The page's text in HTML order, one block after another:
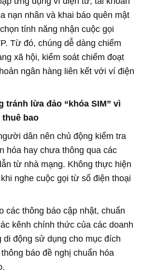
nạn nhân và khai báo quên mật
tính năng nhận cuộc gọi
Từ đó, chúng dễ dàng chiếm
xã hội, kiểm soát chiếm đoạt
ngân hàng liên kết với ví điện
tránh lừa đảo “khóa SIM” vì
bao
dân nên chủ động kiểm tra
hóa hay chưa thông qua các
từ nhà mạng. Không thực hiện
nghe cuộc gọi từ số điện thoại
các thông báo cập nhật, chuẩn
kênh chính thức của các doanh
di động sử dụng cho mục đích
báo đề nghị chuẩn hóa